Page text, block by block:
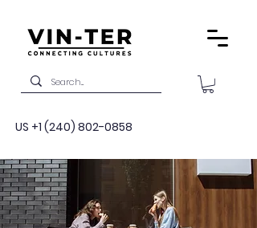
US +1 (240) 802-0858